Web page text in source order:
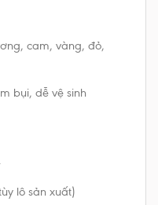
cam, vàng, đỏ,
bụi, dễ vệ sinh
lô sản xuất)